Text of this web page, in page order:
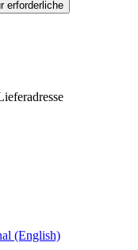
erforderliche
(English)